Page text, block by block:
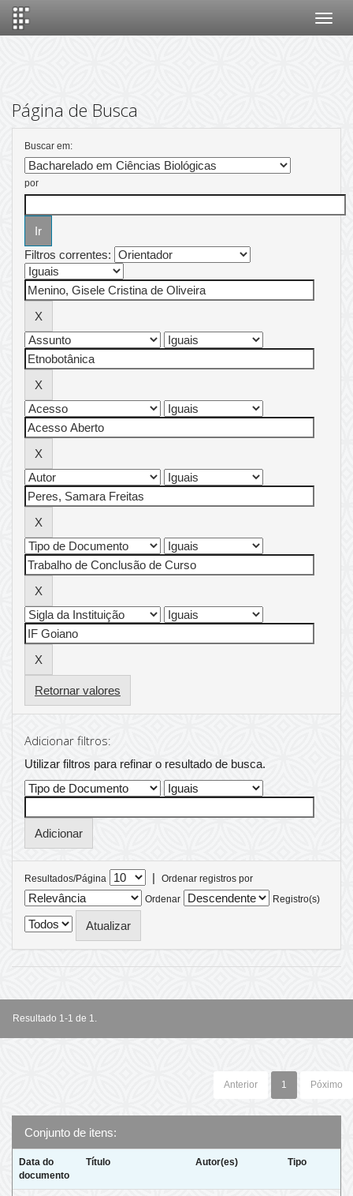
Página de Busca
Buscar em:
por
Filtros correntes:
Retornar valores
Adicionar filtros:
Utilizar filtros para refinar o resultado de busca.
Resultados/Página |
Ordenar registros por
Ordenar
Registro(s)
Resultado 1-1 de 1.
Anterior 1 Póximo
Conjunto de itens:
Data do
documento
Título Autor(es) Tipo